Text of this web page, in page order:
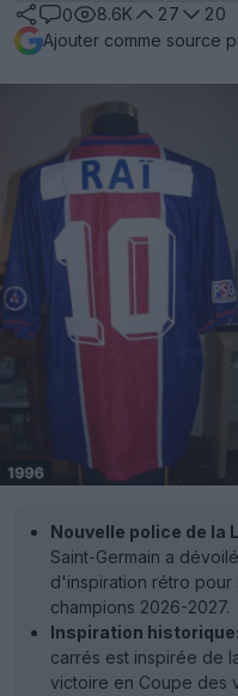
0
8.6K 27
20
Ajouter comme source
Nouvelle police de la
Saint-Germain a
d'inspiration rétro pour
champions 2026-2027.
Inspiration historique:
carrés est inspirée de
victoire en Coupe des